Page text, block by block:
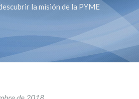
la misión de la PYME